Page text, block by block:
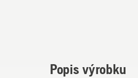
Popis výrobku